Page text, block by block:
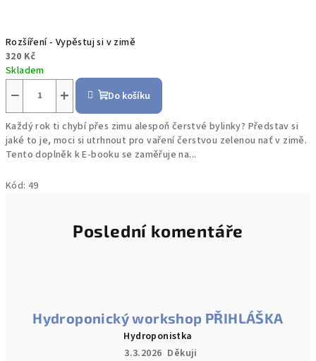
Rozšíření - Vypěstuj si v zimě
320 Kč
Skladem
+
− Do košíku
Každý rok ti chybí přes zimu alespoň čerstvé bylinky? Představ si
jaké to je, moci si utrhnout pro vaření čerstvou zelenou nať v zimě.
Tento doplněk k E-booku se zaměřuje na...
Kód: 49
Poslední komentáře
Hydroponický workshop PŘIHLÁŠKA
Hydroponistka
3.3.2026 Děkuji